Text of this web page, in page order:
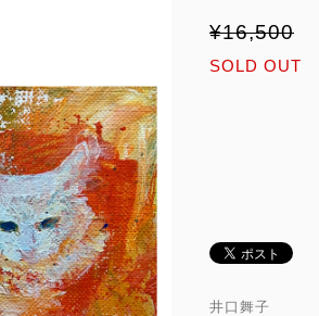
¥16,500
SOLD OUT
井口舞子